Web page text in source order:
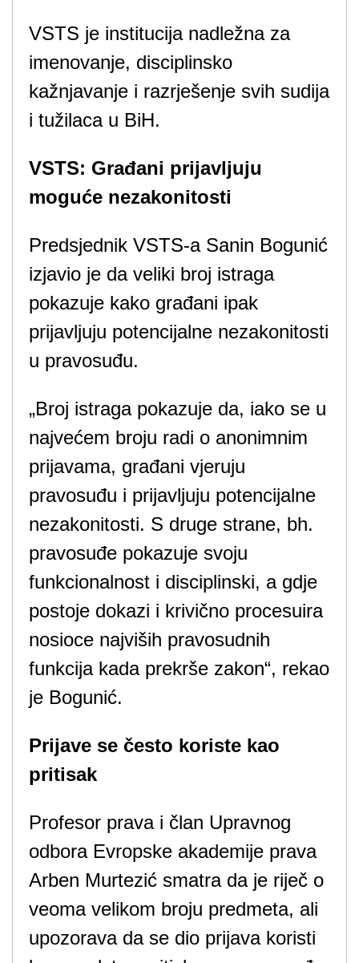
VSTS je institucija nadležna za
imenovanje, disciplinsko
kažnjavanje i razrješenje svih sudija
i tužilaca u BiH.
VSTS: Građani prijavljuju
moguće nezakonitosti
Predsjednik VSTS-a Sanin Bogunić
izjavio je da veliki broj istraga
pokazuje kako građani ipak
prijavljuju potencijalne nezakonitosti
u pravosuđu.
„Broj istraga pokazuje da, iako se u
najvećem broju radi o anonimnim
prijavama, građani vjeruju
pravosuđu i prijavljuju potencijalne
nezakonitosti. S druge strane, bh.
pravosuđe pokazuje svoju
funkcionalnost i disciplinski, a gdje
postoje dokazi i krivično procesuira
nosioce najviših pravosudnih
funkcija kada prekrše zakon“, rekao
je Bogunić.
Prijave se često koriste kao
pritisak
Profesor prava i član Upravnog
odbora Evropske akademije prava
Arben Murtezić smatra da je riječ o
veoma velikom broju predmeta, ali
upozorava da se dio prijava koristi